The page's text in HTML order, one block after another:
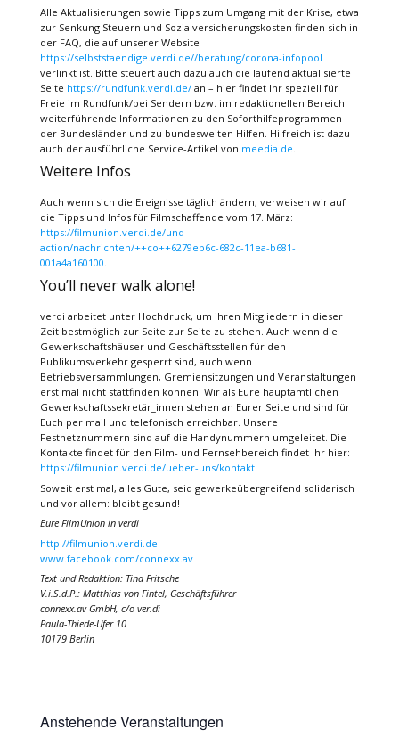
Alle Aktualisierungen sowie Tipps zum Umgang mit der Krise, etwa
zur Senkung Steuern und Sozialversicherungskosten finden sich in
der FAQ, die auf unserer Website
https://selbststaendige.verdi.de//beratung/corona-infopool
verlinkt ist. Bitte steuert auch dazu auch die laufend aktualisierte
Seite https://rundfunk.verdi.de/an – hier findet Ihr speziell für
Freie im Rundfunk/bei Sendern bzw. im redaktionellen Bereich
weiterführende Informationen zu den Soforthilfeprogrammen
der Bundesländer und zu bundesweiten Hilfen. Hilfreich ist dazu
auch der ausführliche Service-Artikel von meedia.de.
Weitere Infos
Auch wenn sich die Ereignisse täglich ändern, verweisen wir auf
die Tipps und Infos für Filmschaffende vom 17. März:
https://filmunion.verdi.de/und-
action/nachrichten/++co++6279eb6c-682c-11ea-b681-
001a4a160100.
You’ll never walk alone!
verdi arbeitet unter Hochdruck, um ihren Mitgliedern in dieser
Zeit bestmöglich zur Seite zur Seite zu stehen. Auch wenn die
Gewerkschaftshäuser und Geschäftsstellen für den
Publikumsverkehr gesperrt sind, auch wenn
Betriebsversammlungen, Gremiensitzungen und Veranstaltungen
erst mal nicht stattfinden können: Wir als Eure hauptamtlichen
Gewerkschaftssekretär_innen stehen an Eurer Seite und sind für
Euch per mail und telefonisch erreichbar. Unsere
Festnetznummern sind auf die Handynummern umgeleitet. Die
Kontakte findet für den Film- und Fernsehbereich findet Ihr hier:
https://filmunion.verdi.de/ueber-uns/kontakt.
Soweit erst mal, alles Gute, seid gewerkeübergreifend solidarisch
und vor allem: bleibt gesund!
Eure FilmUnion in verdi
http://filmunion.verdi.de
www.facebook.com/connexx.av
Text und Redaktion: Tina Fritsche
V.i.S.d.P.: Matthias von Fintel, Geschäftsführer
connexx.av GmbH, c/o ver.di
Paula-Thiede-Ufer 10
10179 Berlin
Anstehende Veranstaltungen